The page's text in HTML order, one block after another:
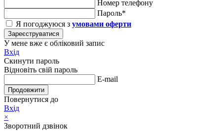
Номер телефону
Пароль*
Я погоджуюся з умовами оферти
Зареєструватися
У мене вже є обліковий запис
Вхід
Скинути пароль
Відновіть свій пароль
E-mail
Продовжити
Повернутися до
Вхід
×
Зворотний дзвінок